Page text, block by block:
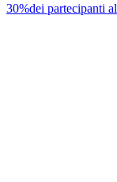
30%dei partecipanti